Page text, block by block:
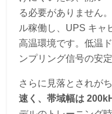
る必要がありません
ル稼働し、UPS キ
高温環境です。低温
ンプリング信号の安
さらに見落とされがち
速く、帯域幅は